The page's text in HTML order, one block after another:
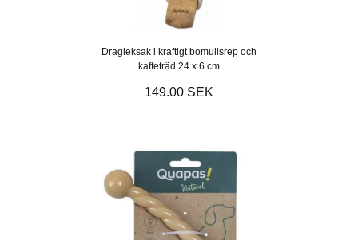
Dragleksak i kraftigt bomullsrep och
kaffeträd 24 x 6 cm
149.00 SEK